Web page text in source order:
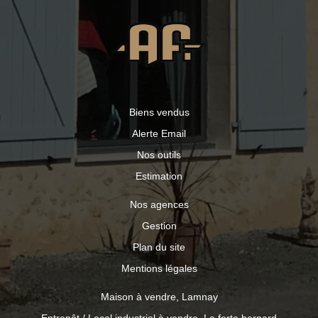
ensoleillées et des repas en extérieur. Dépendances : une
arrière cuisine pratique et une chaufferie pour le confort
de l'habitation. Le chauffage est assuré par une
chaudière fioul et l'assainissement est raccordé au tout-à-
l'égout. Actuellement louée en gîte pour 4 personnes,
avec un tarif de 110 €/nuit (minimum 2 nuits), cette
maison représente une excellente opportunité
d'investissement. N'attendez plus pour visiter cette
maison pleine de charme !
Biens vendus
Alerte Email
Nos outils
Estimation
Nos agences
Gestion
Plan du site
Mentions légales
Maison à vendre, Lamnay